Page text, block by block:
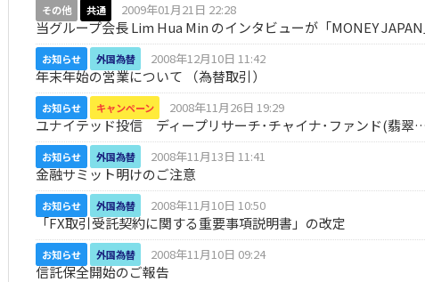
その他 共通 2009年01月21日 22:28
当グループ会長 Lim Hua Min のインタビューが「MONEY
お知らせ 外国為替 2008年12月10日 11:42
年末年始の営業について （為替取引）
お知らせ キャンペーン 2008年11月26日 19:29
ユナイテッド投信 ディープリサーチ･チャイナ･ファンド(翡翠…
お知らせ 外国為替 2008年11月13日 11:41
金融サミット明けのご注意
お知らせ 外国為替 2008年11月10日 10:50
「FX取引受託契約に関する重要事項説明書」の改定
お知らせ 外国為替 2008年11月10日 09:24
信託保全開始のご報告